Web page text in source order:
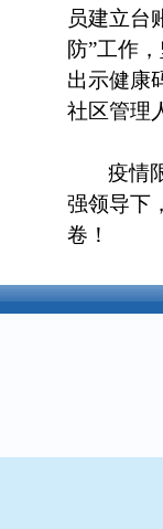
员建立台
防”工作
出示健康
社区管理
疫情
强领导下
卷！
欢迎访问中铁西